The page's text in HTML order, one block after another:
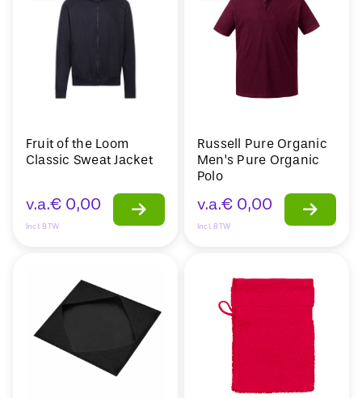
Fruit of the Loom
Classic Sweat Jacket
v.a.€ 0,00
Incl. BTW
Russell Pure Organic
Men’s Pure Organic
Polo
v.a.€ 0,00
Incl. BTW